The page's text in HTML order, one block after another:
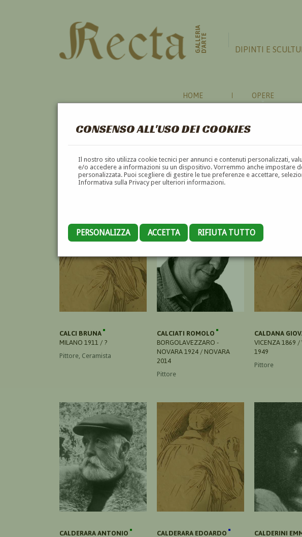
CONSENSO ALL'USO DEI COOKIES
Il nostro sito utilizza cookie tecnici per annunci e contenuti personalizzati,
e/o accedere a informazioni su un dispositivo. Vorremmo anche
personalizzata. Puoi scegliere di gestire le tue preferenze e accettare,
Informativa sulla Privacy per ulteriori informazioni.
PERSONALIZZA ACCETTA RIFIUTA TUTTO
GALLERIAD'ARTE DIPINTI E
HOME OPERE
PITTORI
A B C D E F G H I J K
CALCI BRUNA
MILANO 1911 / ?
Pittore, Ceramista
CALCIATI ROMOLO
BORGOLAVEZZARO -
NOVARA 1924 / NOVARA
2014
Pittore
CALDANA
VICENZA 1869 /
1949
Pittore
CALDERARA ANTONIO
CALDERARA EDOARDO
CALDERINI